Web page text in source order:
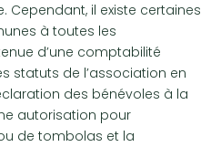
Cependant, il existe certaines
à toutes les
d’une comptabilité
statuts de l’association en
des bénévoles à la
autorisation pour
de tombolas et la